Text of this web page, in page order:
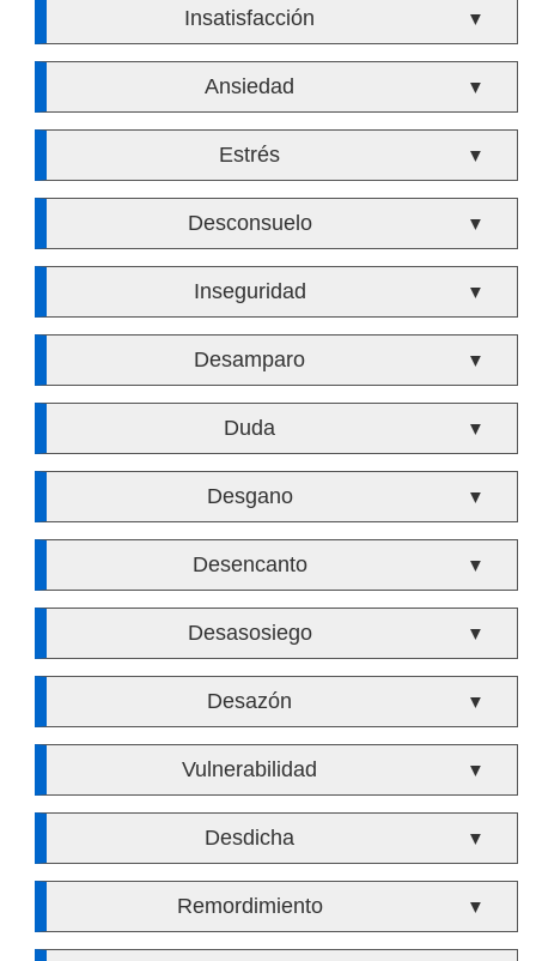
Insatisfacción ▼
Ansiedad ▼
Estrés ▼
Desconsuelo ▼
Inseguridad ▼
Desamparo ▼
Duda ▼
Desgano ▼
Desencanto ▼
Desasosiego ▼
Desazón ▼
Vulnerabilidad ▼
Desdicha ▼
Remordimiento ▼